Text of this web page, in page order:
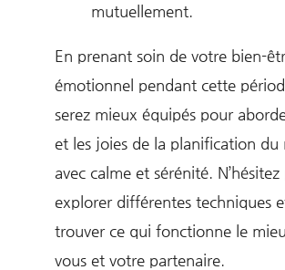
mutuellement.
En prenant soin de votre bien-
émotionnel pendant cette
serez mieux équipés pour
et les joies de la planification du
avec calme et sérénité. N’hésitez
explorer différentes techniques
trouver ce qui fonctionne le
vous et votre partenaire.